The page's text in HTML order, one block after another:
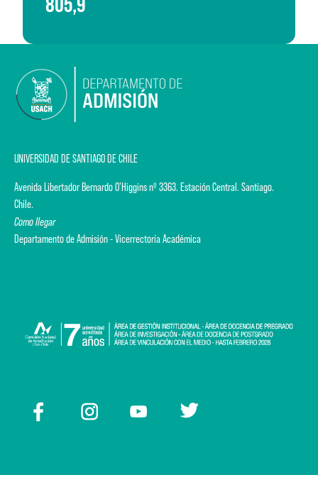
UNIVERSIDAD DE SANTIAGO DE CHILE
Avenida Libertador Bernardo O'Higgins nº 3363. Estación Central. Santiago.
Chile.
Como llegar
Departamento de Admisión - Vicerrectoría Académica